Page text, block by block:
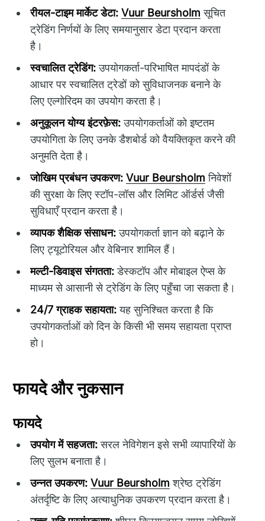
रीयल-टाइम मार्केट डेटा: Vuur Beursholm सूचित
ट्रेडिंग निर्णयों के लिए समयानुसार डेटा प्रदान करता
है।
स्वचालित ट्रेडिंग:उपयोगकर्ता-परिभाषित मापदंडों के
आधार पर स्वचालित ट्रेडों को सुविधाजनक बनाने के
लिए एल्गोरिदम का उपयोग करता है।
अनुकूलन योग्य इंटरफ़ेस:उपयोगकर्ताओं को इष्टतम
उपयोगिता के लिए उनके डैशबोर्ड को वैयक्तिकृत करने की
अनुमति देता है।
जोखिम प्रबंधन उपकरण: Vuur Beursholm निवेशों
की सुरक्षा के लिए स्टॉप-लॉस और लिमिट ऑर्डर्स जैसी
सुविधाएँ प्रदान करता है।
व्यापक शैक्षिक संसाधन:उपयोगकर्ता ज्ञान को बढ़ाने के
लिए ट्यूटोरियल और वेबिनार शामिल हैं।
मल्टी-डिवाइस संगतता:डेस्कटॉप और मोबाइल ऐप्स के
माध्यम से आसानी से ट्रेडिंग के लिए पहुँचा जा सकता है।
24/7 ग्राहक सहायता:यह सुनिश्चित करता है कि
उपयोगकर्ताओं को दिन के किसी भी समय सहायता प्राप्त
हो।
फायदे और नुकसान
फायदे
उपयोग में सहजता:सरल नेविगेशन इसे सभी व्यापारियों के
लिए सुलभ बनाता है।
उन्नत उपकरण: Vuur Beursholm श्रेष्ठ ट्रेडिंग
अंतर्दृष्टि के लिए अत्याधुनिक उपकरण प्रदान करता है।